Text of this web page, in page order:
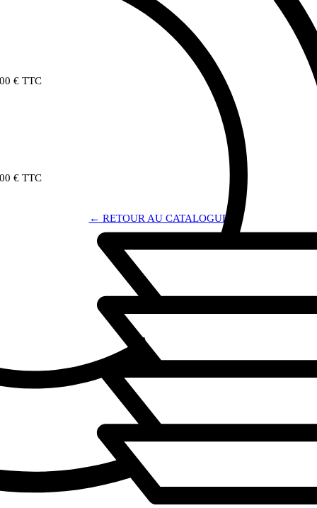
€ TTC
€ TTC
← RETOUR AU CATALOGUE